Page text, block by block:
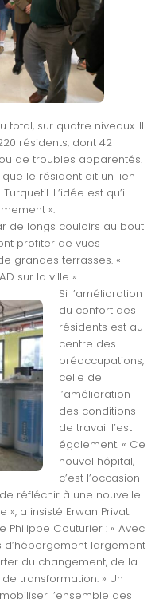
total, sur quatre niveaux. Il
résidents, dont 42
de troubles apparentés.
le résident ait un lien
L’idée est qu’il
».
de longs couloirs au bout
profiter de vues
grandes terrasses. «
sur la ville ».
Si l’amélioration
du confort des
résidents est au
centre des
préoccupations,
celle de
l’amélioration
des conditions
de travail l’est
également. « Ce
nouvel hôpital,
c’est l’occasion
réfléchir à une nouvelle
a insisté Erwan Privat.
Couturier : « Avec
largement
du changement, de la
transformation. » Un
l’ensemble des